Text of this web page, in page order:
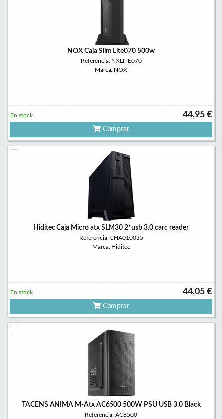
NOX Caja Slim Lite070 500w
Referencia: NXLITE070
Marca: NOX
44,95 €
En stock
Comprar
Hiditec Caja Micro atx SLM30 2*usb 3.0 card reader
Referencia: CHA010035
Marca: Hiditec
44,05 €
En stock
Comprar
TACENS ANIMA M-Atx AC6500 500W PSU USB 3.0 Black
Referencia: AC6500